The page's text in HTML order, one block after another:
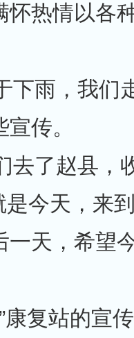
怀热情以各
雨，我们
传。
了赵县，
今天，来
一天，希望
复站的宣